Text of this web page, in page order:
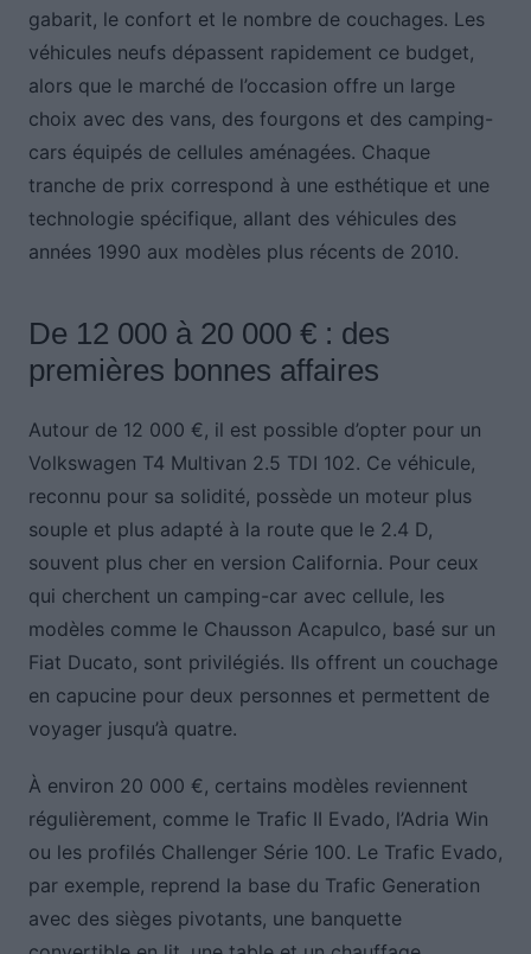
gabarit, le confort et le nombre de couchages. Les
véhicules neufs dépassent rapidement ce budget,
alors que le marché de l’occasion offre un large
choix avec des vans, des fourgons et des camping-
cars équipés de cellules aménagées. Chaque
tranche de prix correspond à une esthétique et une
technologie spécifique, allant des véhicules des
années 1990 aux modèles plus récents de 2010.
De 12 000 à 20 000 € : des
premières bonnes affaires
Autour de 12 000 €, il est possible d’opter pour un
Volkswagen T4 Multivan 2.5 TDI 102. Ce véhicule,
reconnu pour sa solidité, possède un moteur plus
souple et plus adapté à la route que le 2.4 D,
souvent plus cher en version California. Pour ceux
qui cherchent un camping-car avec cellule, les
modèles comme le Chausson Acapulco, basé sur un
Fiat Ducato, sont privilégiés. Ils offrent un couchage
en capucine pour deux personnes et permettent de
voyager jusqu’à quatre.
À environ 20 000 €, certains modèles reviennent
régulièrement, comme le Trafic II Evado, l’Adria Win
ou les profilés Challenger Série 100. Le Trafic Evado,
par exemple, reprend la base du Trafic Generation
avec des sièges pivotants, une banquette